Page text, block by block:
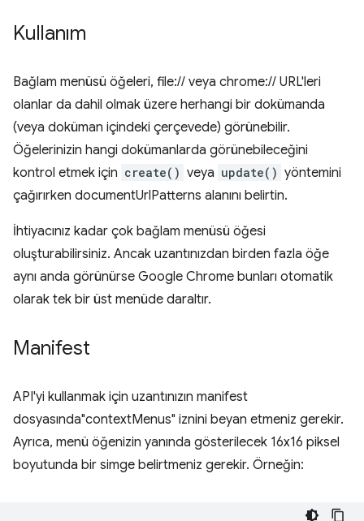
Kullanım
Bağlam menüsü öğeleri, file:// veya chrome:// URL'leri
olanlar da dahil olmak üzere herhangi bir dokümanda
(veya doküman içindeki çerçevede) görünebilir.
Öğelerinizin hangi dokümanlarda görünebileceğini
kontrol etmek için create() veya update() yöntemini
çağırırken documentUrlPatterns alanını belirtin.
İhtiyacınız kadar çok bağlam menüsü öğesi
oluşturabilirsiniz. Ancak uzantınızdan birden fazla öğe
aynı anda görünürse Google Chrome bunları otomatik
olarak tek bir üst menüde daraltır.
Manifest
API'yi kullanmak için uzantınızın manifest
dosyasında"contextMenus" iznini beyan etmeniz gerekir.
Ayrıca, menü öğenizin yanında gösterilecek 16x16 piksel
boyutunda bir simge belirtmeniz gerekir. Örneğin: